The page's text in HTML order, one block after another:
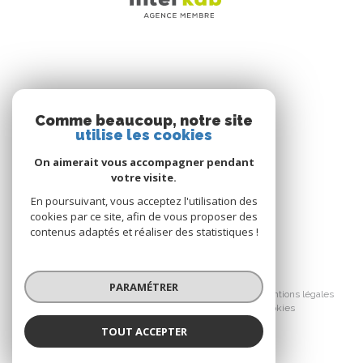
mois maximum après le dépôt des pièces à intervenir
risques, consultez le site www.urbat.com pour en
Septembre 2019
Nous suivre
© 2026 | Tous droits réservés
Nos honoraires
Nos partenaires
Mentions légales
Cookies
Comme beaucoup, notre site
utilise les cookies
On aimerait vous accompagner pendant
votre visite.
En poursuivant, vous acceptez l'utilisation des
cookies par ce site, afin de vous proposer des
contenus adaptés et réaliser des statistiques !
PARAMÉTRER
TOUT ACCEPTER